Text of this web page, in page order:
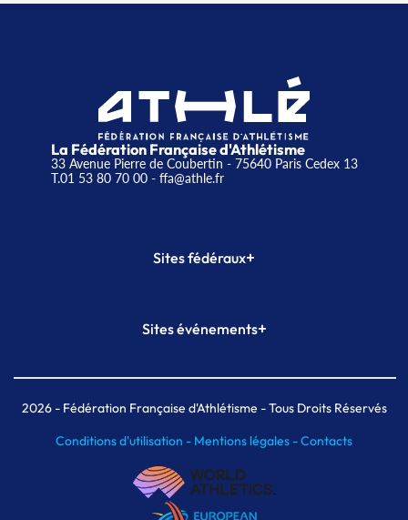
La Fédération Française d'Athlétisme
33 Avenue Pierre de Coubertin - 75640 Paris Cedex 13
T.01 53 80 70 00- ffa@athle.fr
Sites fédéraux+
Plateforme Formation
Sites événements+
Meeting de Paris indoor
MAIF Ekiden de Paris
2026- Fédération Française d'Athlétisme - Tous Droits Réservés
Conditions d'utilisation - Mentions légales -Contacts